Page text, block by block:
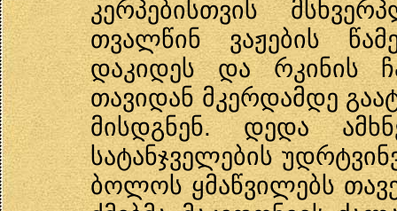
კერპებისთვის
თვალწინ ვაჟების
დაკიდეს და რკინის
თავიდან მკერდამდე
მისდგნენ. დედა
სატანჯველების
ბოლოს ყმაწვილებს